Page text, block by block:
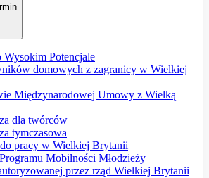
Wysokim Potencjale
domowych z zagranicy w Wielkiej
Międzynarodowej Umowy z Wielką
dla twórców
tymczasowa
pracy w Wielkiej Brytanii
Mobilności Młodzieży
przez rząd Wielkiej Brytanii